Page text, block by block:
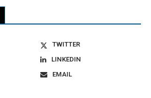
TWITTER
LINKEDIN
EMAIL